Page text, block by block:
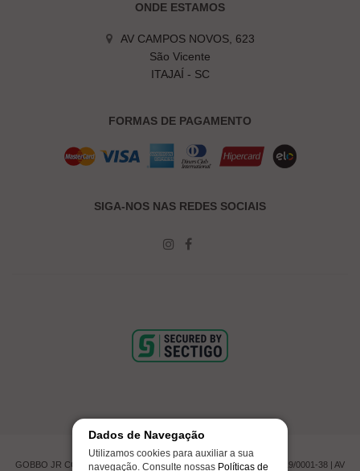
ONDE ESTAMOS
AV CAMPOS NOVOS, 623
São Vicente
ITAJAÍ - SC
FORMAS DE PAGAMENTO
SIGA-NOS NAS REDES SOCIAIS
GOBBO JR COMERCIO DE PNEUMATICOS LTDA | CNPJ 00.201.519/0001-38 | AV
Dados de Navegação
Utilizamos cookies para auxiliar a sua
navegação. Consulte nossas Políticas de